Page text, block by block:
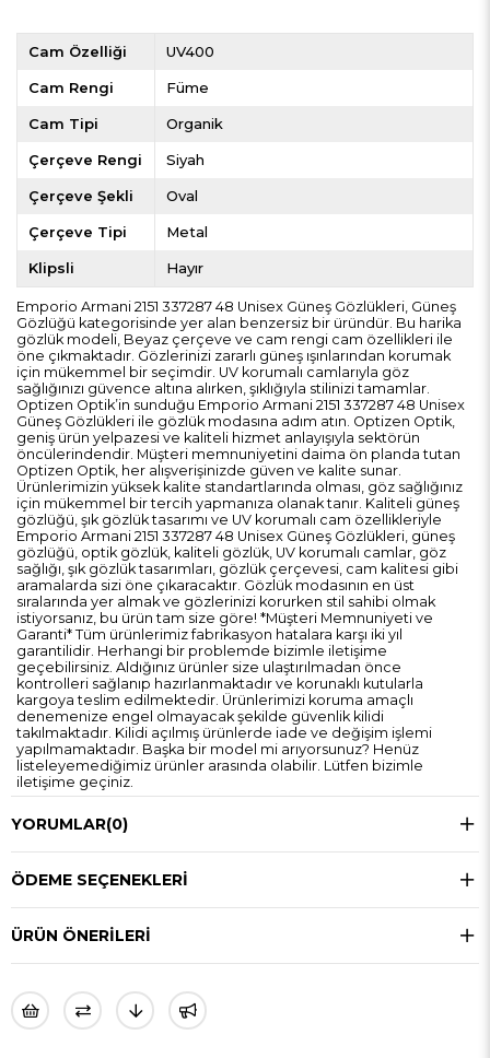
Cam Özelliği UV400
Cam Rengi Füme
Cam Tipi Organik
Çerçeve Rengi Siyah
Çerçeve Şekli Oval
Çerçeve Tipi Metal
Klipsli Hayır
Emporio Armani 2151 337287 48 Unisex Güneş Gözlükleri, Güneş
Gözlüğü kategorisinde yer alan benzersiz bir üründür. Bu harika
gözlük modeli, Beyaz çerçeve ve cam rengi cam özellikleri ile
öne çıkmaktadır. Gözlerinizi zararlı güneş ışınlarından korumak
için mükemmel bir seçimdir. UV korumalı camlarıyla göz
sağlığınızı güvence altına alırken, şıklığıyla stilinizi tamamlar.
Optizen Optik’in sunduğu Emporio Armani 2151 337287 48 Unisex
Güneş Gözlükleri ile gözlük modasına adım atın. Optizen Optik,
geniş ürün yelpazesi ve kaliteli hizmet anlayışıyla sektörün
öncülerindendir. Müşteri memnuniyetini daima ön planda tutan
Optizen Optik, her alışverişinizde güven ve kalite sunar.
Ürünlerimizin yüksek kalite standartlarında olması, göz sağlığınız
için mükemmel bir tercih yapmanıza olanak tanır. Kaliteli güneş
gözlüğü, şık gözlük tasarımı ve UV korumalı cam özellikleriyle
Emporio Armani 2151 337287 48 Unisex Güneş Gözlükleri, güneş
gözlüğü, optik gözlük, kaliteli gözlük, UV korumalı camlar, göz
sağlığı, şık gözlük tasarımları, gözlük çerçevesi, cam kalitesi gibi
aramalarda sizi öne çıkaracaktır. Gözlük modasının en üst
sıralarında yer almak ve gözlerinizi korurken stil sahibi olmak
istiyorsanız, bu ürün tam size göre! *Müşteri Memnuniyeti ve
Garanti* Tüm ürünlerimiz fabrikasyon hatalara karşı iki yıl
garantilidir. Herhangi bir problemde bizimle iletişime
geçebilirsiniz. Aldığınız ürünler size ulaştırılmadan önce
kontrolleri sağlanıp hazırlanmaktadır ve korunaklı kutularla
kargoya teslim edilmektedir. Ürünlerimizi koruma amaçlı
denemenize engel olmayacak şekilde güvenlik kilidi
takılmaktadır. Kilidi açılmış ürünlerde iade ve değişim işlemi
yapılmamaktadır. Başka bir model mi arıyorsunuz? Henüz
listeleyemediğimiz ürünler arasında olabilir. Lütfen bizimle
iletişime geçiniz.
YORUMLAR(0)
ÖDEME SEÇENEKLERI
ÜRÜN ÖNERILERI